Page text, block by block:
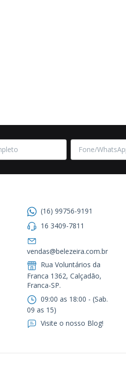
(16) 99756-9191
16 3409-7811
vendas@belezeira.com.br
Rua Voluntários da
Franca 1362, Calçadão,
Franca-SP.ㅤㅤㅤㅤㅤㅤㅤㅤㅤㅤㅤ
09:00 as 18:00 - (Sab.
09 as 15)
Visite o nosso Blog!